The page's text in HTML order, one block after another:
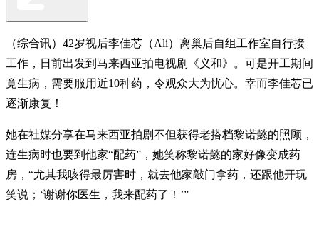
（综合讯）42岁视后李佳芯（Ali）离巢后自组工作室自行接
工作，日前出发到马来西亚拍电视剧《义和》。可是开工期间
竟生病，需要服用近10种药，令观众大为忧心。幸而李佳芯已
逐渐康复！
她在社媒分享在马来西亚拍剧不但获得老搭档黎诺懿的照顾，
连生病时也要到他家“配药”，她笑称黎诺懿的家好像变成药
房，“尤其我咳得最厉害时，就去他家敲门拿药，还跟他开玩
笑说；‘谢谢你医生，我来配药了！’”